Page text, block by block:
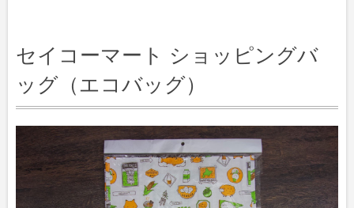
セイコーマート ショッピングバ
ッグ（エコバッグ）